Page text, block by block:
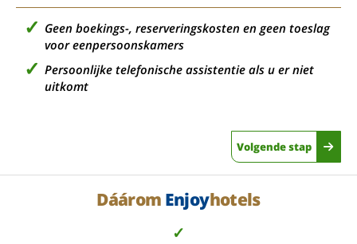
Geen boekings-, reserveringskosten en geen toeslag
voor eenpersoonskamers
Persoonlijke telefonische assistentie als u er niet
uitkomt
Volgende stap
Dáárom Enjoyhotels
✓